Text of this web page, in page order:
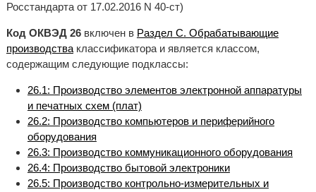
Росстандарта от 17.02.2016 N 40-ст)
Код ОКВЭД 26включен в Раздел C. Обрабатывающие
производстваклассификатора и является классом,
содержащим следующие подклассы:
26.1: Производство элементов электронной аппаратуры
и печатных схем (плат)
26.2: Производство компьютеров и периферийного
оборудования
26.3: Производство коммуникационного оборудования
26.4: Производство бытовой электроники
26.5: Производство контрольно-измерительных и